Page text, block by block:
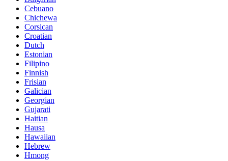
Cebuano
Chichewa
Corsican
Croatian
Dutch
Estonian
Filipino
Finnish
Frisian
Galician
Georgian
Gujarati
Haitian
Hausa
Hawaiian
Hebrew
Hmong